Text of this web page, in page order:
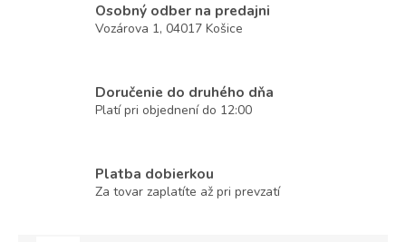
Osobný odber na predajni
Vozárova 1, 04017 Košice
Doručenie do druhého dňa
Platí pri objednení do 12:00
Platba dobierkou
Za tovar zaplatíte až pri prevzatí